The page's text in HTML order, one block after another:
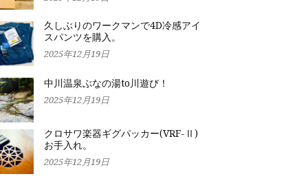
久しぶりのワークマンで4D冷感アイ
スパンツを購入。
2025年12月19日
中川温泉ぶなの湯to川遊び！
2025年12月19日
クロサワ楽器ギグパッカー(VRF-Ⅱ)
お手入れ。
2025年12月19日